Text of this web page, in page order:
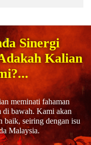
Sinergi
Kalian
meminati fahaman
bawah. Kami akan
baik, seiring dengan isu
Malaysia.